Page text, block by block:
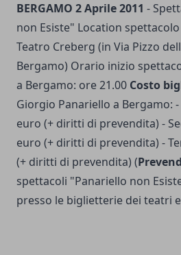
BERGAMO 2 Aprile 2011 -
non Esiste" Location
Teatro Creberg (in Via Pizzo
Bergamo) Orario inizio
a Bergamo: ore 21.00 Costo
Giorgio Panariello a Bergamo:
euro (+ diritti di prevendita) -
euro (+ diritti di prevendita) -
(+ diritti di prevendita) (
spettacoli "Panariello non
presso le biglietterie dei teatri